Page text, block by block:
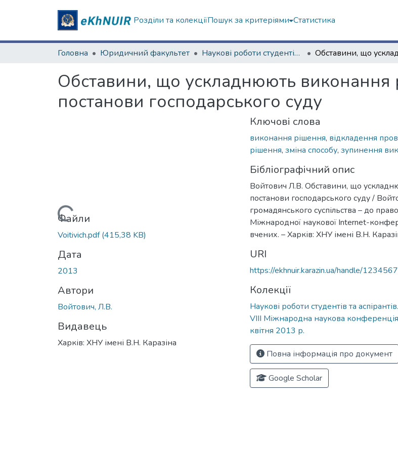
Розділи та колекціїПошук за критеріями Статистика
Головна Юридичний факультет Наукові роботи студентів та аспірантів. Юридичний факультет
Обставини, що ускладнюють виконання
постанови господарського суду
Вантажиться...
Файли
Voitivich.pdf(415,38 KB)
Дата
2013
Автори
Войтович, Л.В.
Видавець
Харків: ХНУ імені В.Н. Каразіна
Ключові слова
виконання рішення, відкладення
рішення, зміна способу, зупинення
Бібліографічний опис
Войтович Л.В. Обставини, що
постанови господарського суду /
громадянського суспільства – до
Міжнародної наукової Internet-
вчених. – Харків: ХНУ імені В.Н.
URI
https://ekhnuir.karazin.ua/handle/
Колекції
Наукові роботи студентів та
VIII Міжнародна наукова
квітня 2013 р.
Повна інформація про документ
Google Scholar